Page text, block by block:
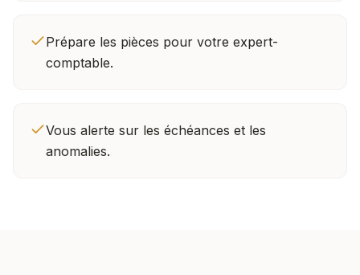
Prépare les pièces pour votre expert-
comptable.
Vous alerte sur les échéances et les
anomalies.